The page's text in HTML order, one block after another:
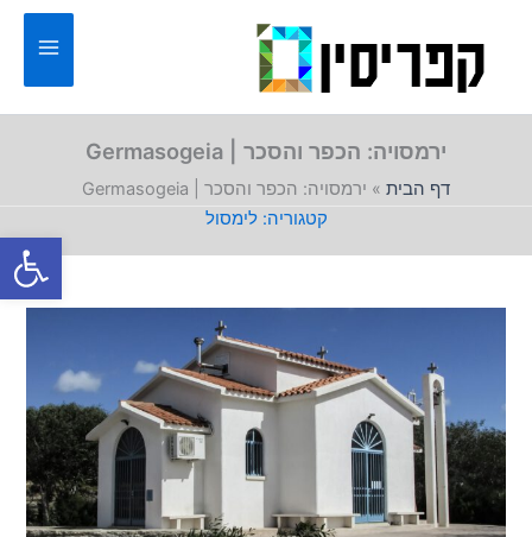
פתח
ירמסויה: הכפר והסכר | Germasogeia
דף הבית » ירמסויה: הכפר והסכר | Germasogeia
לימסול